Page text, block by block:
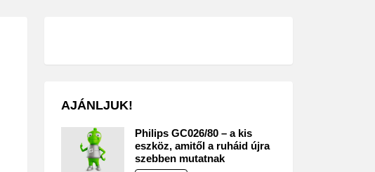
AJÁNLJUK!
Philips GC026/80 – a kis
eszköz, amitől a ruháid újra
szebben mutatnak